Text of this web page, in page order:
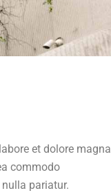
et dolore magna
commodo
pariatur.